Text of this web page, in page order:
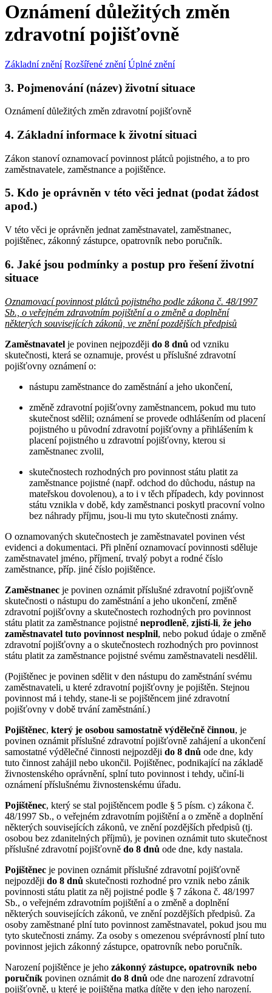
Oznámení důležitých změn
zdravotní pojišťovně
Základní znění Rozšířené znění Úplné znění
3. Pojmenování (název) životní situace
Oznámení důležitých změn zdravotní pojišťovně
4. Základní informace k životní situaci
Zákon stanoví oznamovací povinnost plátců pojistného, a to pro
zaměstnavatele, zaměstnance a pojištěnce.
5. Kdo je oprávněn v této věci jednat (podat žádost
apod.)
V této věci je oprávněn jednat zaměstnavatel, zaměstnanec,
pojištěnec, zákonný zástupce, opatrovník nebo poručník.
6. Jaké jsou podmínky a postup pro řešení životní
situace
Oznamovací povinnost plátců pojistného podle zákona č. 48/1997
Sb., o veřejném zdravotním pojištění a o změně a doplnění
některých souvisejících zákonů, ve znění pozdějších předpisů
Zaměstnavatel je povinen nejpozději do 8 dnů od vzniku
skutečnosti, která se oznamuje, provést u příslušné zdravotní
pojišťovny oznámení o:
nástupu zaměstnance do zaměstnání a jeho ukončení,
změně zdravotní pojišťovny zaměstnancem, pokud mu tuto
skutečnost sdělil; oznámení se provede odhlášením od placení
pojistného u původní zdravotní pojišťovny a přihlášením k
placení pojistného u zdravotní pojišťovny, kterou si
zaměstnanec zvolil,
skutečnostech rozhodných pro povinnost státu platit za
zaměstnance pojistné (např. odchod do důchodu, nástup na
mateřskou dovolenou), a to i v těch případech, kdy povinnost
státu vznikla v době, kdy zaměstnanci poskytl pracovní volno
bez náhrady příjmu, jsou-li mu tyto skutečnosti známy.
O oznamovaných skutečnostech je zaměstnavatel povinen vést
evidenci a dokumentaci. Při plnění oznamovací povinnosti sděluje
zaměstnavatel jméno, příjmení, trvalý pobyt a rodné číslo
zaměstnance, příp. jiné číslo pojištěnce.
Zaměstnanec je povinen oznámit příslušné zdravotní pojišťovně
skutečnosti o nástupu do zaměstnání a jeho ukončení, změně
zdravotní pojišťovny a skutečnostech rozhodných pro povinnost
státu platit za zaměstnance pojistné neprodleně, zjistí-li, že jeho
zaměstnavatel tuto povinnost nesplnil, nebo pokud údaje o změně
zdravotní pojišťovny a o skutečnostech rozhodných pro povinnost
státu platit za zaměstnance pojistné svému zaměstnavateli nesdělil.
(Pojištěnec je povinen sdělit v den nástupu do zaměstnání svému
zaměstnavateli, u které zdravotní pojišťovny je pojištěn. Stejnou
povinnost má i tehdy, stane-li se pojištěncem jiné zdravotní
pojišťovny v době trvání zaměstnání.)
Pojištěnec, který je osobou samostatně výdělečně činnou, je
povinen oznámit příslušné zdravotní pojišťovně zahájení a ukončení
samostatné výdělečné činnosti nejpozději do 8 dnů ode dne, kdy
tuto činnost zahájil nebo ukončil. Pojištěnec, podnikající na základě
živnostenského oprávnění, splní tuto povinnost i tehdy, učiní-li
oznámení příslušnému živnostenskému úřadu.
Pojištěnec, který se stal pojištěncem podle § 5 písm. c) zákona č.
48/1997 Sb., o veřejném zdravotním pojištění a o změně a doplnění
některých souvisejících zákonů, ve znění pozdějších předpisů (tj.
osobou bez zdanitelných příjmů), je povinen oznámit tuto skutečnost
příslušné zdravotní pojišťovně do 8 dnů ode dne, kdy nastala.
Pojištěnec je povinen oznámit příslušné zdravotní pojišťovně
nejpozději do 8 dnů skutečnosti rozhodné pro vznik nebo zánik
povinnosti státu platit za něj pojistné podle § 7 zákona č. 48/1997
Sb., o veřejném zdravotním pojištění a o změně a doplnění
některých souvisejících zákonů, ve znění pozdějších předpisů. Za
osoby zaměstnané plní tuto povinnost zaměstnavatel, pokud jsou mu
tyto skutečnosti známy. Za osoby s omezenou svéprávností plní tuto
povinnost jejich zákonný zástupce, opatrovník nebo poručník.
Narození pojištěnce je jeho zákonný zástupce, opatrovník nebo
poručník povinen oznámit do 8 dnů ode dne narození zdravotní
pojišťovně, u které je pojištěna matka dítěte v den jeho narození.